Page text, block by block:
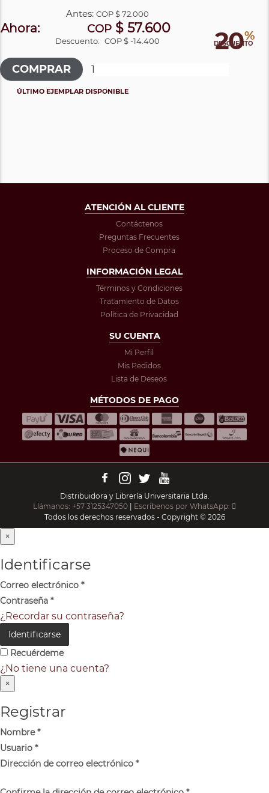
20%
DESCUENTO
Antes:COP$ 72.000
Ahora: COP$ 57.600
Descuento: COP $ -14.400
ÚLTIMO EJEMPLAR DISPONIBLE
ATENCIÓN AL CLIENTE
Contáctenos
Preguntas Frecuentes
Proceso de Compra
INFORMACIÓN LEGAL
Términos y Condiciones
Tratamiento de Datos
Política de Privacidad
SU CUENTA
Mi Perfil
Mis Pedidos
Lista de Deseos
MÉTODOS DE PAGO
Distribuidora y Librería Universitaria Ltda.
Llámanos: +57 3125347050 | Escríbenos por WhatsApp:
Todos los derechos reservados - Copyright © 2026
×
Identificarse
Correo electrónico *
Contraseña *
¿Recordar su contraseña?
Identificarse
Recuérdeme
¿No tiene una cuenta?
×
Registrar
Nombre*
Usuario *
Dirección de correo electrónico *